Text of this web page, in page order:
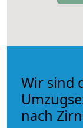
Wir sind
nach